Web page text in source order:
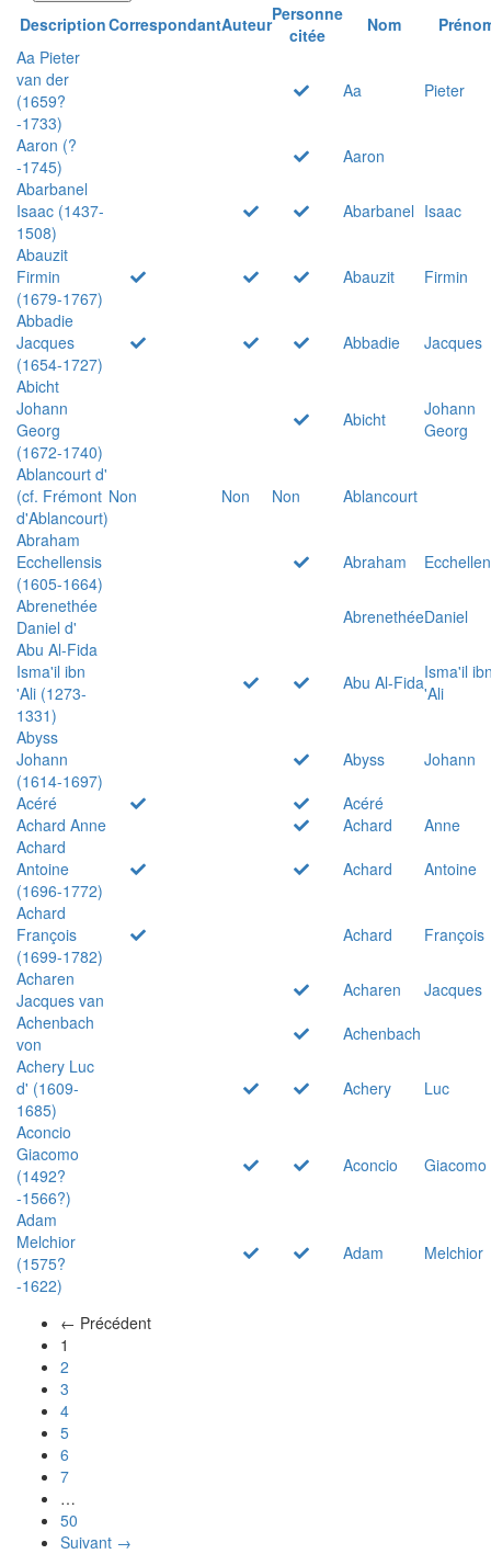
DescriptionCorrespondantAuteurPersonne
citée
Nom
Aa Pieter
van der
(1659?
-1733)
Aa Pieter
Aaron (?
-1745)
Aaron
Abarbanel
Isaac (1437-
1508)
Abarbanel Isaac
Abauzit
Firmin
(1679-1767)
Abauzit
Firmin
Abbadie
Jacques
(1654-1727)
Abbadie
Jacques
Abicht
Johann
Georg
(1672-1740)
Abicht
Johann
Georg
Ablancourt d'
(cf. Frémont
d'Ablancourt)
Non Non Non
Ablancourt
Abraham
Ecchellensis
(1605-1664)
Abraham
Abrenethée
Daniel d'
AbrenethéeDaniel
Abu Al-Fida
Isma'il ibn
'Ali (1273-
1331)
Abu Al-FidaIsma'il
'Ali
Abyss
Johann
(1614-1697)
Abyss
Johann
Acéré
Acéré
Achard Anne
Achard
Anne
Achard
Antoine
(1696-1772)
Achard
Antoine
Achard
François
(1699-1782)
Achard
François
Acharen
Jacques van
Acharen
Jacques
Achenbach
von
Achenbach
Achery Luc
d' (1609-
1685)
Achery
Luc
Aconcio
Giacomo
(1492?
-1566?)
Aconcio Giacomo
Adam
Melchior
(1575?
-1622)
Adam Melchior
← Précédent
1
2
3
4
5
6
7
…
50
Suivant →